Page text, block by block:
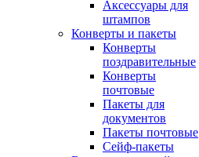
Аксессуары для
штампов
Конверты и пакеты
Конверты
поздравительные
Конверты
почтовые
Пакеты для
документов
Пакеты почтовые
Сейф-пакеты